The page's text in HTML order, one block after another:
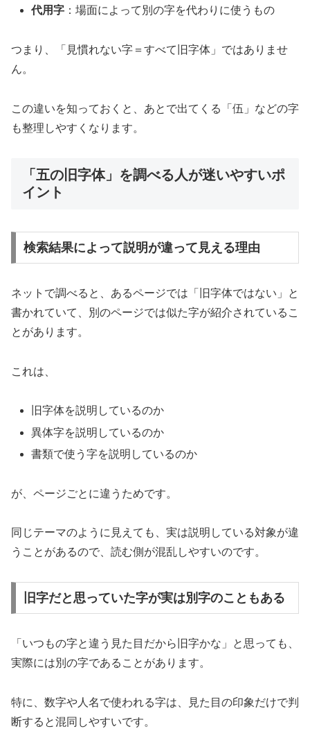
代用字 ：場面によって別の字を代わりに使うもの
つまり、「見慣れない字＝すべて旧字体」ではありませ
ん。
この違いを知っておくと、あとで出てくる「伍」などの字
も整理しやすくなります。
「五の旧字体」を調べる人が迷いやすいポ
イント
検索結果によって説明が違って見える理由
ネットで調べると、あるページでは「旧字体ではない」と
書かれていて、別のページでは似た字が紹介されているこ
とがあります。
これは、
旧字体を説明しているのか
異体字を説明しているのか
書類で使う字を説明しているのか
が、ページごとに違うためです。
同じテーマのように見えても、実は説明している対象が違
うことがあるので、読む側が混乱しやすいのです。
旧字だと思っていた字が実は別字のこともある
「いつもの字と違う見た目だから旧字かな」と思っても、
実際には別の字であることがあります。
特に、数字や人名で使われる字は、見た目の印象だけで判
断すると混同しやすいです。